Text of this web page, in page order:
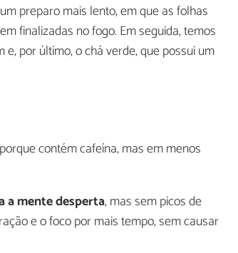
preparo mais lento, em que as folhas
finalizadas no fogo. Em seguida, temos
por último, o chá verde, que possui um
contém cafeína, mas em menos
a mente desperta, mas sem picos de
e o foco por mais tempo, sem causar